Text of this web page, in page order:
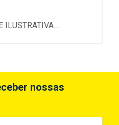
ILUSTRATIVA....
nossas